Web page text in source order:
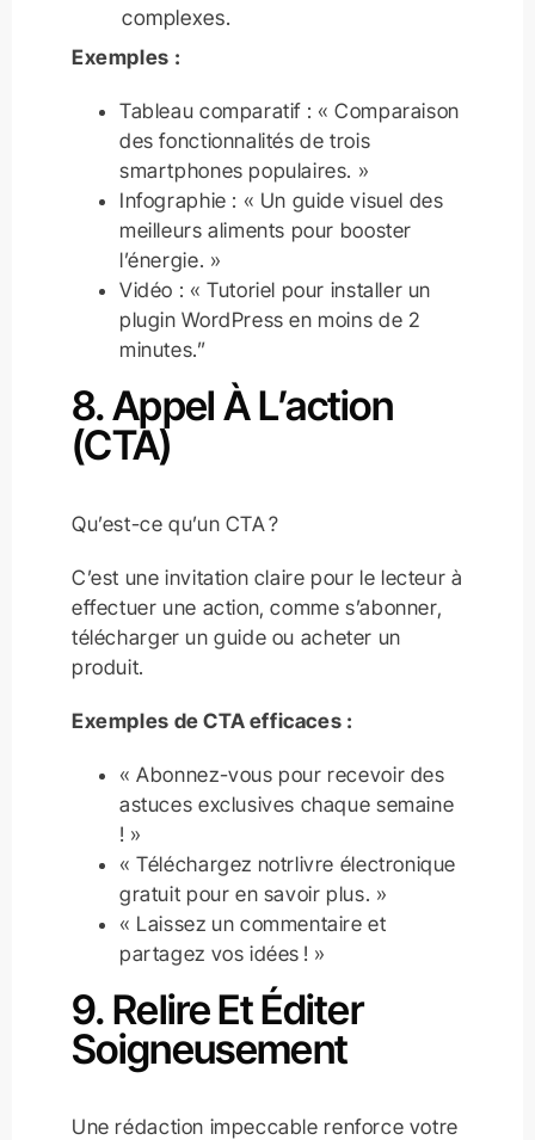
complexes.
Exemples :
Tableau comparatif : « Comparaison
des fonctionnalités de trois
smartphones populaires. »
Infographie : « Un guide visuel des
meilleurs aliments pour booster
l’énergie. »
Vidéo : « Tutoriel pour installer un
plugin WordPress en moins de 2
minutes.”
8. Appel À L’action
(CTA)
Qu’est-ce qu’un CTA ?
C’est une invitation claire pour le lecteur à
effectuer une action, comme s’abonner,
télécharger un guide ou acheter un
produit.
Exemples de CTA efficaces :
« Abonnez-vous pour recevoir des
astuces exclusives chaque semaine
! »
« Téléchargez notrlivre électronique
gratuit pour en savoir plus. »
« Laissez un commentaire et
partagez vos idées ! »
9. Relire Et Éditer
Soigneusement
Une rédaction impeccable renforce votre